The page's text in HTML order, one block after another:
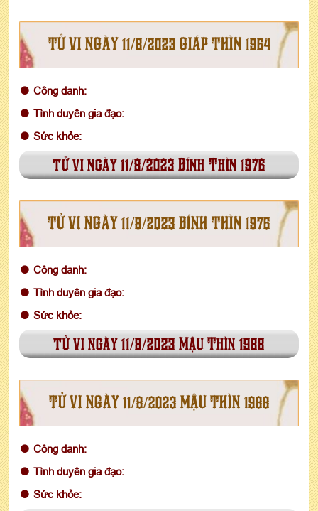
TỬ VI NGÀY 11/8/2023 GIÁP THÌN 1964
Công danh:
Tình duyên gia đạo:
Sức khỏe:
tử vi ngày 11/8/2023 Bính Thìn 1976
TỬ VI NGÀY 11/8/2023 BÍNH THÌN 1976
Công danh:
Tình duyên gia đạo:
Sức khỏe:
tử vi ngày 11/8/2023 Mậu Thìn 1988
TỬ VI NGÀY 11/8/2023 MẬU THÌN 1988
Công danh:
Tình duyên gia đạo:
Sức khỏe: